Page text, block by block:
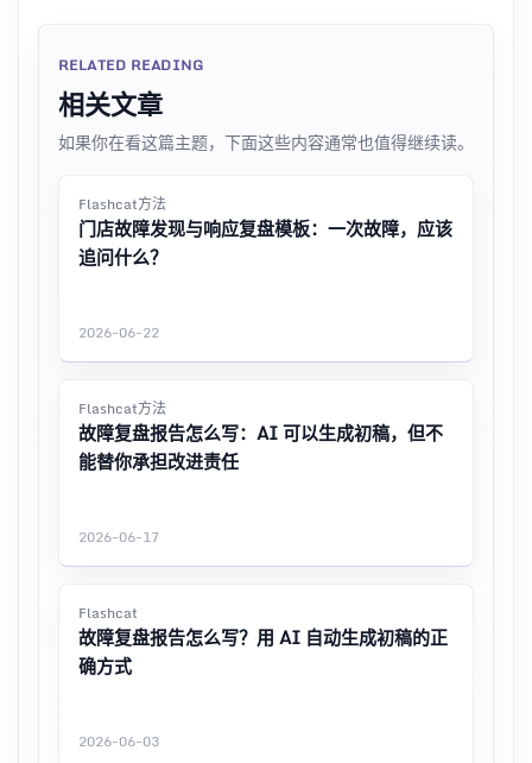
RELATED READING
相关文章
如果你在看这篇主题，下面这些内容通常也值得继续读。
Flashcat方法
门店故障发现与响应复盘模板：一次故障，应该
追问什么？
2026-06-22
Flashcat方法
故障复盘报告怎么写：AI 可以生成初稿，但不
能替你承担改进责任
2026-06-17
Flashcat
故障复盘报告怎么写？用 AI 自动生成初稿的正
确方式
2026-06-03